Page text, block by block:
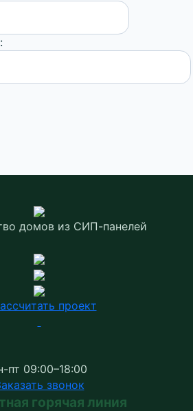
домов из СИП-панелей
проект
пт 09:00–18:00
звонок
горячая линия